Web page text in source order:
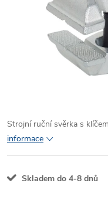
Strojní ruční svěrka s
informace
Skladem do 4-8 dnů